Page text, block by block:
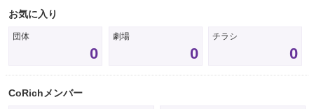
お気に入り
団体
0
劇場
0
チラシ
0
CoRichメンバー